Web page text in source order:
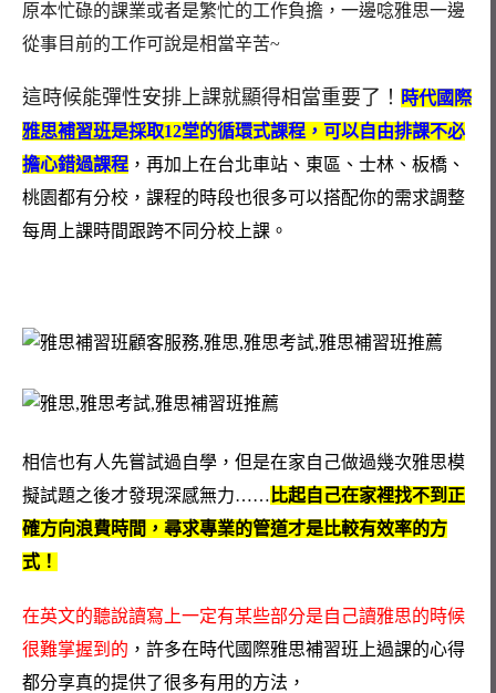
原本忙碌的課業或者是繁忙的工作負擔，一邊唸雅思一邊
從事目前的工作可說是相當辛苦~
這時候能彈性安排上課就顯得相當重要了！
時代國際
雅思補習班是採取12堂的循環式課程，可以自由排課不必
擔心錯過課程 ，再加上在台北車站、東區、士林、板橋、
桃園都有分校，課程的時段也很多可以搭配你的需求調整
每周上課時間跟跨不同分校上課。
相信也有人先嘗試過自學，但是在家自己做過幾次雅思模
擬試題之後才發現深感無力…… 比起自己在家裡找不到正
確方向浪費時間，尋求專業的管道才是比較有效率的方
式！
在英文的聽說讀寫上一定有某些部分是自己讀雅思的時候
很難掌握到的 ，許多在時代國際雅思補習班上過課的心得
都分享真的提供了很多有用的方法，